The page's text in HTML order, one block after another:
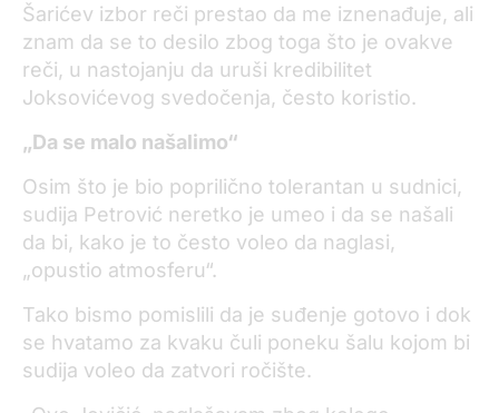
Šarićev izbor reči prestao da me iznenađuje, ali
znam da se to desilo zbog toga što je ovakve
reči, u nastojanju da uruši kredibilitet
Joksovićevog svedočenja, često koristio.
„Da se malo našalimo“
Osim što je bio poprilično tolerantan u sudnici,
sudija Petrović neretko je umeo i da se našali
da bi, kako je to često voleo da naglasi,
„opustio atmosferu“.
Tako bismo pomislili da je suđenje gotovo i dok
se hvatamo za kvaku čuli poneku šalu kojom bi
sudija voleo da zatvori ročište.